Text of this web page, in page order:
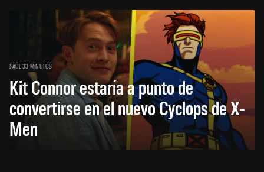
HACE 33 MINUTOS
Kit Connor estaría a punto de
convertirse en el nuevo Cyclops de X-
Men